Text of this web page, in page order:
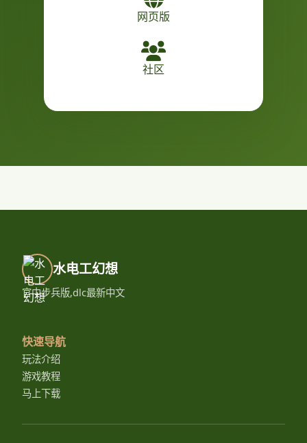
网页版
社区
水电工幻想
官中步兵版,dlc最新中文
快速导航
玩法介绍
游戏教程
马上下载